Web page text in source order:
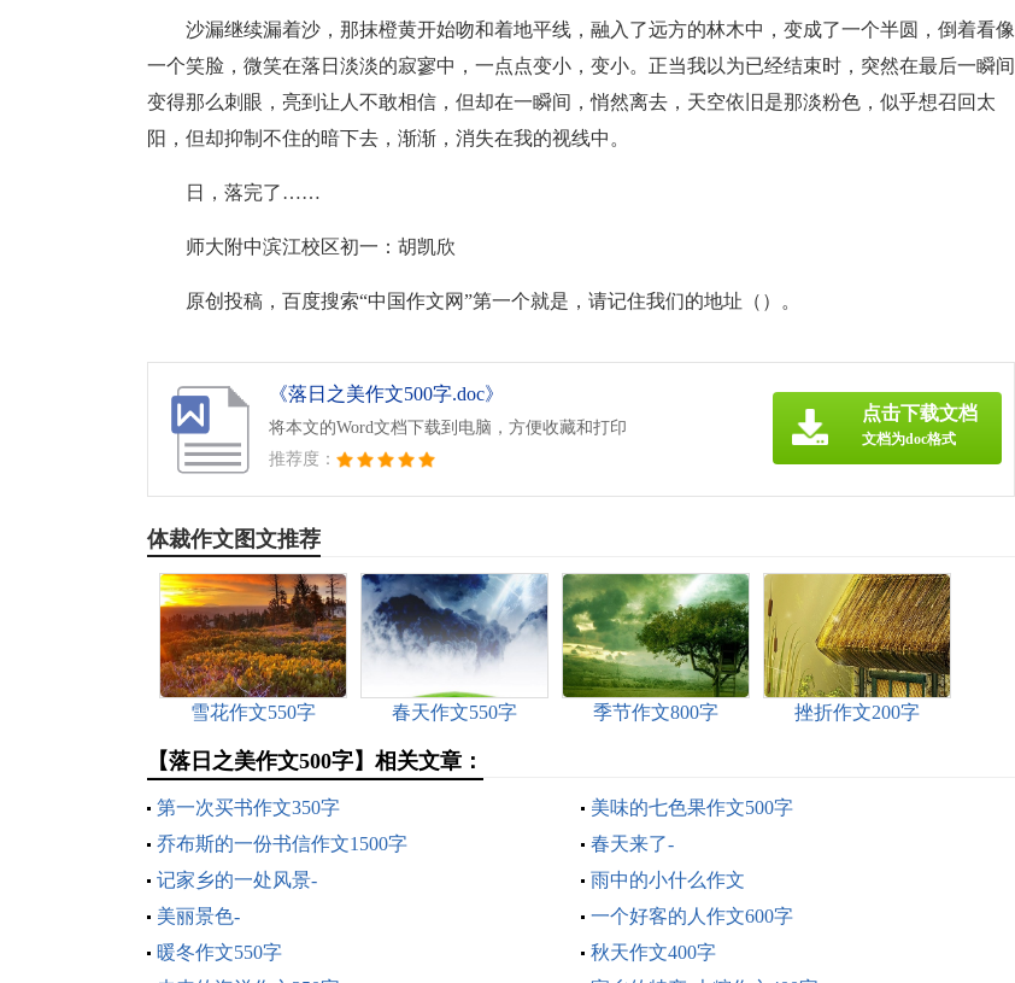
沙漏继续漏着沙，那抹橙黄开始吻和着地平线，融入了远方的林木中，变成了一个半圆，倒着看像
一个笑脸，微笑在落日淡淡的寂寥中，一点点变小，变小。正当我以为已经结束时，突然在最后一瞬间
变得那么刺眼，亮到让人不敢相信，但却在一瞬间，悄然离去，天空依旧是那淡粉色，似乎想召回太
阳，但却抑制不住的暗下去，渐渐，消失在我的视线中。
日，落完了……
师大附中滨江校区初一：胡凯欣
原创投稿，百度搜索“中国作文网”第一个就是，请记住我们的地址（）。
《落日之美作文500字.doc》
将本文的Word文档下载到电脑，方便收藏和打印
推荐度：
点击下载文档
文档为doc格式
体裁作文图文推荐
雪花作文550字 春天作文550字 季节作文800字 挫折作文200字
【落日之美作文500字】相关文章：
第一次买书作文350字
美味的七色果作文500字
乔布斯的一份书信作文1500字
春天来了-
记家乡的一处风景-
雨中的小什么作文
美丽景色-
一个好客的人作文600字
暖冬作文550字
秋天作文400字